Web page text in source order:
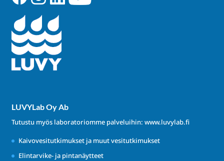
LUVYLab Oy Ab
Tutustu myös laboratoriomme palveluihin: www.luvylab.fi
Kaivovesitutkimukset ja muut vesitutkimukset
Elintarvike- ja pintanäytteet